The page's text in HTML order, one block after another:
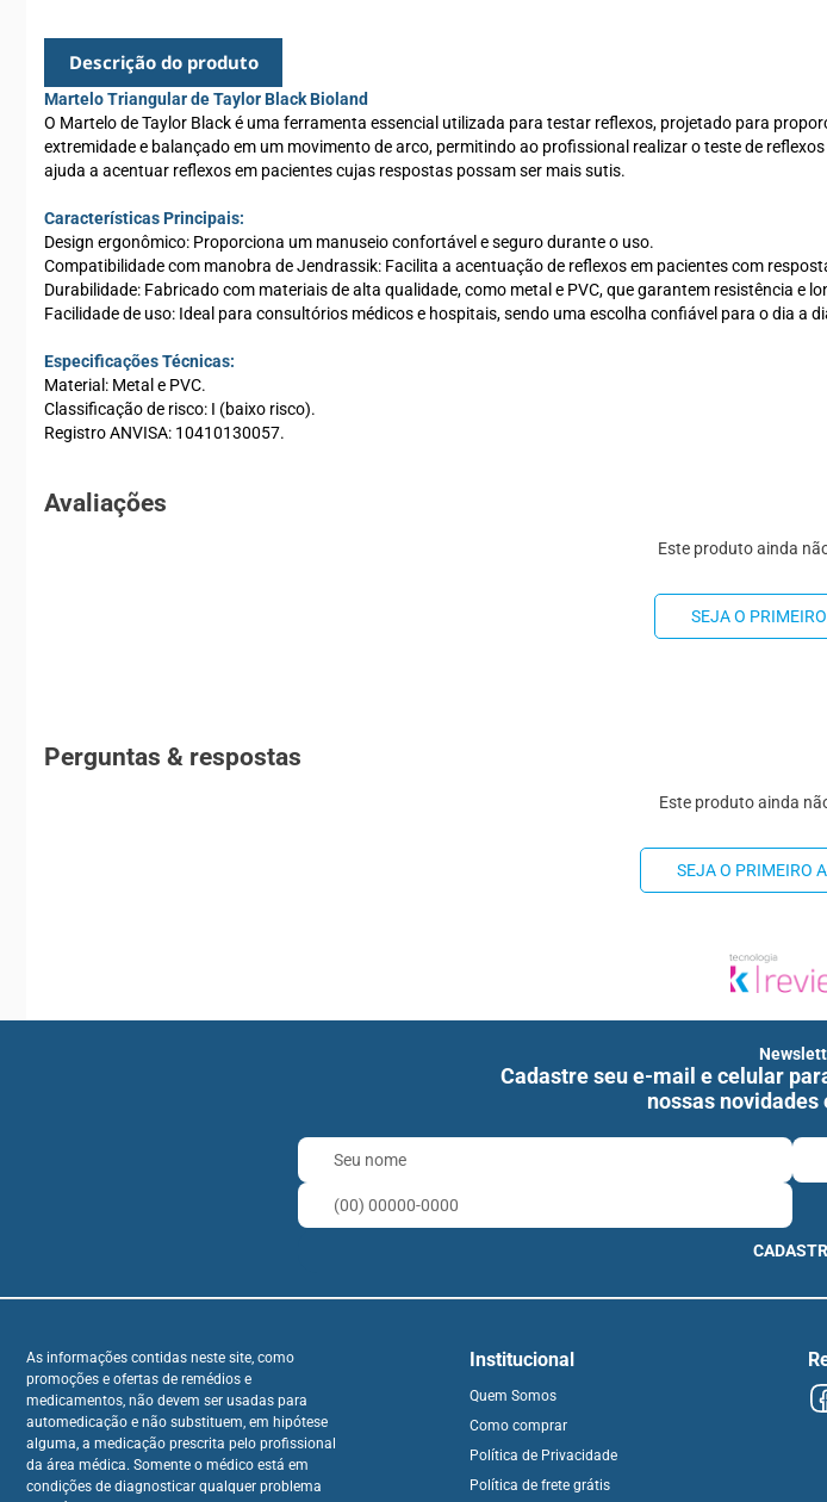
Descrição do produto
Martelo Triangular de Taylor Black Bioland
O Martelo de Taylor Black é uma ferramenta essencial utilizada para testar reflexos, projetado para
extremidade e balançado em um movimento de arco, permitindo ao profissional realizar o teste de
ajuda a acentuar reflexos em pacientes cujas respostas possam ser mais sutis.
Características Principais:
Design ergonômico: Proporciona um manuseio confortável e seguro durante o uso.
Compatibilidade com manobra de Jendrassik: Facilita a acentuação de reflexos em pacientes com
Durabilidade: Fabricado com materiais de alta qualidade, como metal e PVC, que garantem resistência e
Facilidade de uso: Ideal para consultórios médicos e hospitais, sendo uma escolha confiável para o dia a
Especificações Técnicas:
Material: Metal e PVC.
Classificação de risco: I (baixo risco).
Registro ANVISA: 10410130057.
Avaliações
Este produto ainda
SEJA O
Perguntas & respostas
Este produto ainda
SEJA O PRIMEIRO
Cadastre seu e-mail e celular
nossas novidades
As informações contidas neste site, como
promoções e ofertas de remédios e
medicamentos, não devem ser usadas para
automedicação e não substituem, em hipótese
alguma, a medicação prescrita pelo profissional
da área médica. Somente o médico está em
condições de diagnosticar qualquer problema
Institucional
Quem Somos
Como comprar
Política de Privacidade
Política de frete grátis